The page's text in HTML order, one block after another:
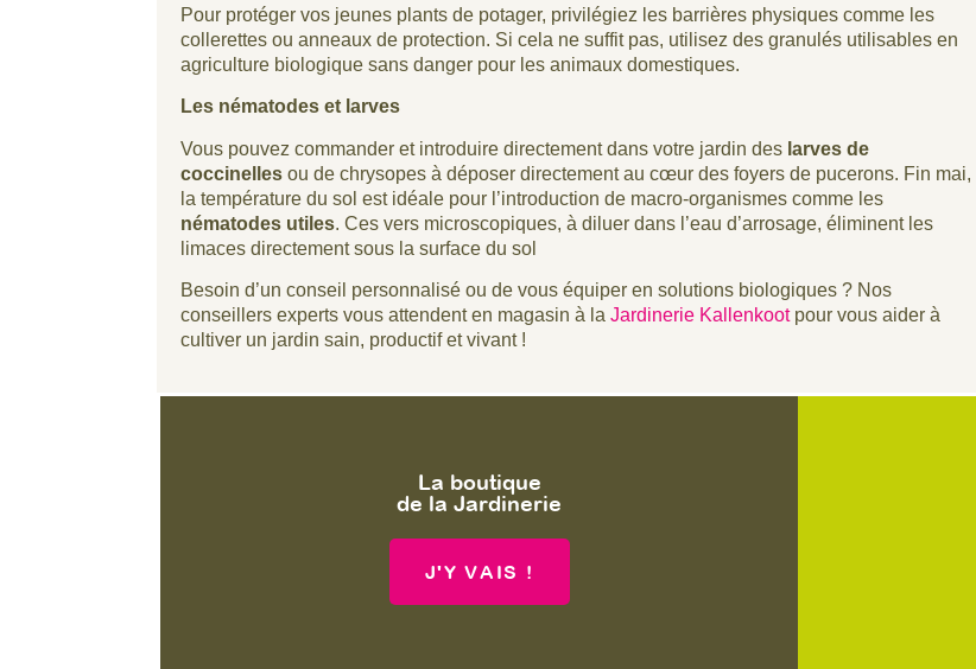
Pour protéger vos jeunes plants de potager, privilégiez les barrières physiques comme les
collerettes ou anneaux de protection. Si cela ne suffit pas, utilisez des granulés utilisables en
agriculture biologique sans danger pour les animaux domestiques.
Les nématodes et larves
Vous pouvez commander et introduire directement dans votre jardin des larves de
coccinelles ou de chrysopes à déposer directement au cœur des foyers de pucerons. Fin mai,
la température du sol est idéale pour l’introduction de macro-organismes comme les
nématodes utiles. Ces vers microscopiques, à diluer dans l’eau d’arrosage, éliminent les
limaces directement sous la surface du sol
Besoin d’un conseil personnalisé ou de vous équiper en solutions biologiques ? Nos
conseillers experts vous attendent en magasin à la Jardinerie Kallenkootpour vous aider à
cultiver un jardin sain, productif et vivant !
La boutique
de la Jardinerie
J'Y VAIS !